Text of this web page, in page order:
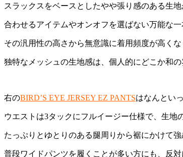
スラックスをベースとしたやや張り感のある生
合わせるアイテムやオンオフを選ばない万能な一
その汎用性の高さから無意識に着用頻度が高くな
独特なメッシュの生地感は、個人的にどこか和の
右のBIRD’S EYE JERSEY EZ PANTSはなんとい
ウエストは3タックにフルイージー仕様で、生地
たっぷりとゆとりのある腿周りから裾にかけて
普段ワイドパンツを履くことが多い方にも、反